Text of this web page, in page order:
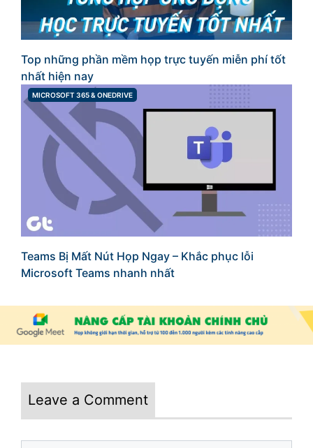
Top những phần mềm họp trực tuyến miễn phí tốt
nhất hiện nay
CATEGORIES
MICROSOFT 365 & ONEDRIVE
Teams Bị Mất Nút Họp Ngay – Khắc phục lỗi
Microsoft Teams nhanh nhất
Leave a Comment